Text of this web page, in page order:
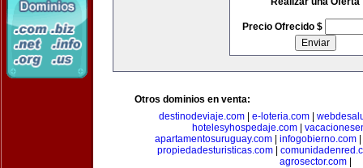
Precio Ofrecido $
Otros dominios en venta:
destinodeviaje.com
e-loteria.com
hotelesyhospedaje.com
apartamentosuruguay.com
infogobierno.com
propiedadesturisticas.com|
agrosector.com|